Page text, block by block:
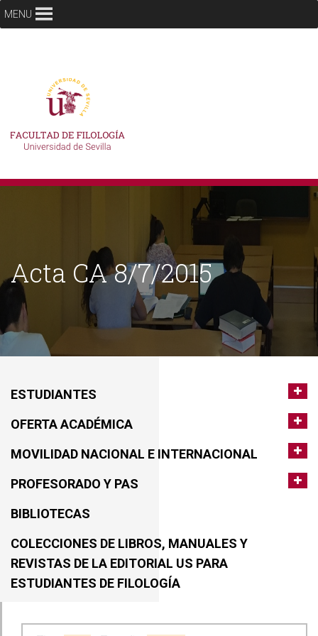
MENU
Acta CA 8/7/2015
ESTUDIANTES
OFERTA ACADÉMICA
MOVILIDAD NACIONAL E INTERNACIONAL
PROFESORADO Y PAS
BIBLIOTECAS
COLECCIONES DE LIBROS, MANUALES Y
REVISTAS DE LA EDITORIAL US PARA
ESTUDIANTES DE FILOLOGÍA